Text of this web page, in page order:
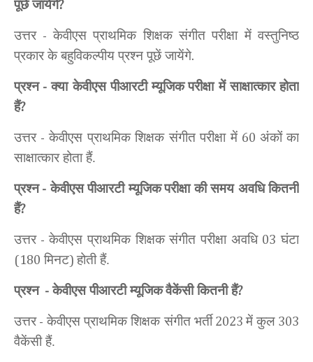
पूछे जायेंगे?
उत्तर - केवीएस प्राथमिक शिक्षक संगीत परीक्षा में वस्तुनिष्ठ
प्रकार के बहुविकल्पीय प्रश्न पूछें जायेंगे.
प्रश्न- क्या केवीएस पीआरटी म्यूजिक परीक्षा में साक्षात्कार होता
हैं?
उत्तर- केवीएस प्राथमिक शिक्षक संगीत परीक्षा में 60 अंकों का
साक्षात्कार होता हैं.
प्रश्न- केवीएस पीआरटी म्यूजिक परीक्षा की समय अवधि कितनी
हैं?
उत्तर- केवीएस प्राथमिक शिक्षक संगीत परीक्षा अवधि 03 घंटा
(180 मिनट) होती हैं.
प्रश्न - केवीएस पीआरटी म्यूजिकवैकेंसी कितनी हैं?
उत्तर - केवीएस प्राथमिक शिक्षक संगीत भर्ती2023 में कुल 303
वैकेंसी हैं.